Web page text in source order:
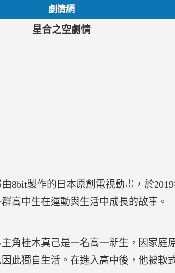
劇情網
星合之空劇情
8bit製作的日本原創電視動畫，於
高中生在運動與生活中成長的故事。
角桂木真己是一名高一新生，因家庭
此獨自生活。在進入高中後，他被軟